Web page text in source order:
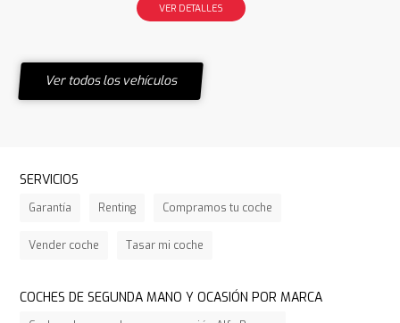
VER DETALLES
Ver todos los vehículos
SERVICIOS
Garantía Renting Compramos tu coche
Vender coche Tasar mi coche
COCHES DE SEGUNDA MANO Y OCASIÓN POR MARCA